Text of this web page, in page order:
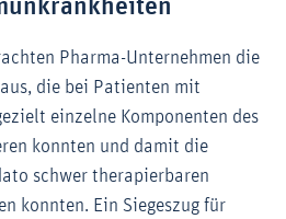
Pharma-Unternehmen die
die bei Patienten mit
einzelne Komponenten des
konnten und damit die
schwer therapierbaren
konnten. Ein Siegeszug für